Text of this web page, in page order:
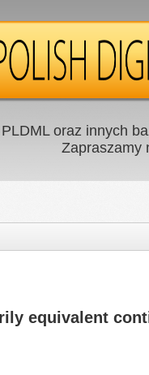
oraz innych
Zapraszamy
equivalent